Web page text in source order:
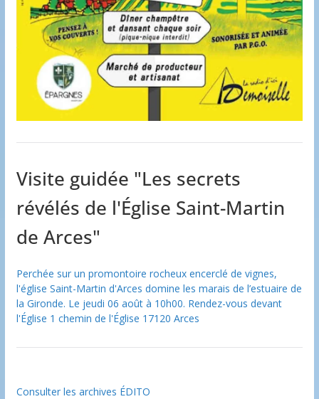
Visite guidée "Les secrets
révélés de l'Église Saint-Martin
de Arces"
Perchée sur un promontoire rocheux encerclé de vignes,
l'église Saint-Martin d'Arces domine les marais de l’estuaire de
la Gironde. Le jeudi 06 août à 10h00. Rendez-vous devant
l'Église 1 chemin de l'Église 17120 Arces
Consulter les archives ÉDITO